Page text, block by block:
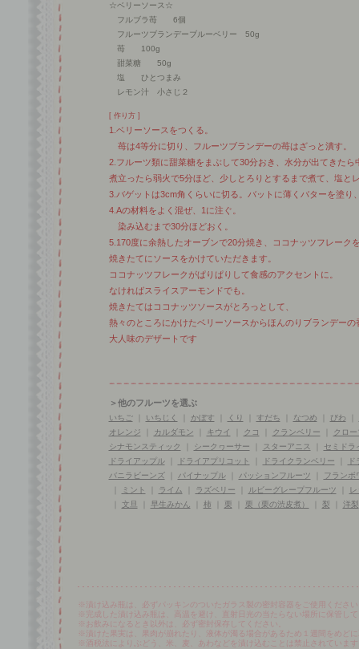
☆ベリーソース☆
フルブラ苺 6個
フルーツブランデーブルーベリー 50g
苺 100g
甜菜糖 50g
塩 ひとつまみ
レモン汁 小さじ２
[ 作り方 ]
1.ベリーソースをつくる。
苺は4等分に切り、フルーツブランデーの苺はざっと潰す。
2.フルーツ類に甜菜糖をまぶして30分おき、水分が出てきたら
煮立ったら弱火で5分ほど、少しとろりとするまで煮て、塩と
3.バゲットは3cm角くらいに切る。バットに薄くバターを塗り
4.Aの材料をよく混ぜ、1に注ぐ。
染み込むまで30分ほどおく。
5.170度に余熱したオーブンで20分焼き、ココナッツフレーク
焼きたてにソースをかけていただきます。
ココナッツフレークがぱりぱりして食感のアクセントに。
なければスライスアーモンドでも。
焼きたてはココナッツソースがとろっとして、
熱々のところにかけたベリーソースからほんのりブランデーの
大人味のデザートです
＞他のフルーツを選ぶ
いちご いちじく かぼす くり すだち なつめ びわ
オレンジ
カルダモン キウイ クコ クランベリー
クロー
シナモンスティック
シークヮーサー スターアニス
セミドラ
ドライアップル
ドライアプリコット ドライクランベリー
バニラビーンズ
パイナップル パッションフルーツ
フランボ
ミント ライム ラズベリー ルビーグレープフルーツ
文旦 早生みかん 柿 栗 栗（栗の渋皮煮） 梨 洋梨
※漬け込み瓶は、必ずパッキンのついたガラス製の密封容器をご使用くださ
※完成した漬け込み瓶は、高温を避け、直射日光の当たらない場所に保管し
※お飲みになるとき以外は、必ず密封保存してください。
※漬けた果実は、果肉が崩れたり、液体が濁る場合があるため１週間をめど
※酒税法によりぶどう、米、麦、あわなどを漬け込むことは禁止されていま